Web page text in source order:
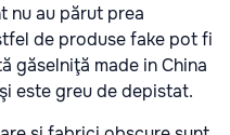
nu au părut prea
de produse fake pot fi
găselniţă made in China
este greu de depistat.